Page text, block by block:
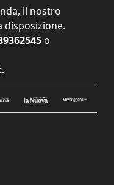
il nostro
disposizione.
o
.